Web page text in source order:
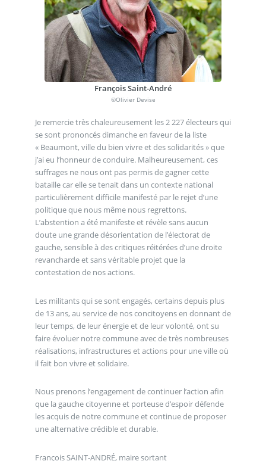
François Saint-André
©Olivier Devise
Je remercie très chaleureusement les 2 227 électeurs qui
se sont prononcés dimanche en faveur de la liste
« Beaumont, ville du bien vivre et des solidarités » que
j’ai eu l’honneur de conduire. Malheureusement, ces
suffrages ne nous ont pas permis de gagner cette
bataille car elle se tenait dans un contexte national
particulièrement difficile manifesté par le rejet d’une
politique que nous même nous regrettons.
L’abstention a été manifeste et révèle sans aucun
doute une grande désorientation de l’électorat de
gauche, sensible à des critiques réitérées d’une droite
revancharde et sans véritable projet que la
contestation de nos actions.
Les militants qui se sont engagés, certains depuis plus
de 13 ans, au service de nos concitoyens en donnant de
leur temps, de leur énergie et de leur volonté, ont su
faire évoluer notre commune avec de très nombreuses
réalisations, infrastructures et actions pour une ville où
il fait bon vivre et solidaire.
Nous prenons l’engagement de continuer l’action afin
que la gauche citoyenne et porteuse d’espoir défende
les acquis de notre commune et continue de proposer
une alternative crédible et durable.
François SAINT-ANDRÉ, maire sortant